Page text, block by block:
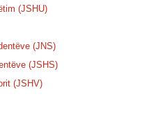
(JSHU)
(JNS)
(JSHS)
(JSHV)